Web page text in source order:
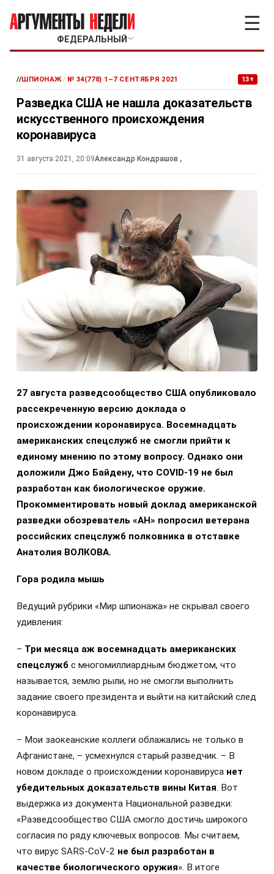
ФЕДЕРАЛЬНЫЙ ﹀
☰
//ШПИОНАЖ / № 34(778) 1–7 СЕНТЯБРЯ 2021 13+
Разведка США не нашла доказательств
искусственного происхождения
коронавируса
31 августа 2021, 20:09Александр Кондрашов ,
27 августа разведсообщество США опубликовало
рассекреченную версию доклада о
происхождении коронавируса. Восемнадцать
американских спецслужб не смогли прийти к
единому мнению по этому вопросу. Однако они
доложили Джо Байдену, что COVID-19 не был
разработан как биологическое оружие.
Прокомментировать новый доклад американской
разведки обозреватель «АН» попросил ветерана
российских спецслужб полковника в отставке
Анатолия ВОЛКОВА.
Гора родила мышь
Ведущий рубрики «Мир шпионажа» не скрывал своего
удивления:
– Три месяца аж восемнадцать американских
спецслужб с многомиллиардным бюджетом, что
называется, землю рыли, но не смогли выполнить
задание своего президента и выйти на китайский след
коронавируса.
– Мои заокеанские коллеги облажались не только в
Афганистане, – усмехнулся старый разведчик. – В
новом докладе о происхождении коронавируса нет
убедительных доказательств вины Китая. Вот
выдержка из документа Национальной разведки:
«Разведсообщество США смогло достичь широкого
согласия по ряду ключевых вопросов. Мы считаем,
что вирус SARS-CoV-2 не был разработан в
качестве биологического оружия». В итоге